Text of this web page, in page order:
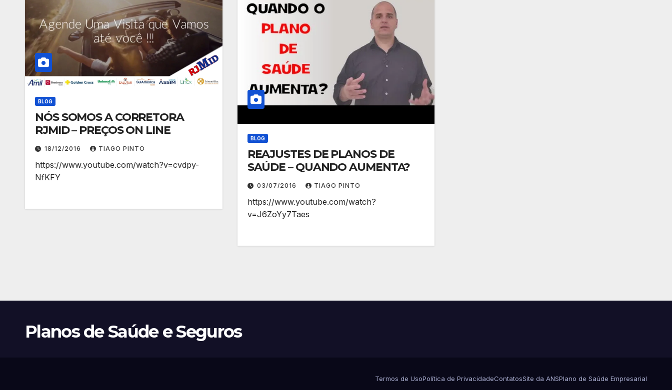
BLOG
NÓS SOMOS A CORRETORA
RJMID – PREÇOS ON LINE
18/12/2016 TIAGO PINTO
https://www.youtube.com/watch?v=cvdpy-
NfKFY
BLOG
REAJUSTES DE PLANOS DE
SAÚDE – QUANDO AUMENTA?
03/07/2016 TIAGO PINTO
https://www.youtube.com/watch?
v=J6ZoYy7Taes
Planos de Saúde e Seguros
Termos de UsoPolítica de PrivacidadeContatosSite da ANSPlano de Saúde Empresarial